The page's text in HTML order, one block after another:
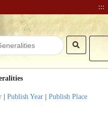
:::
|Publish Year |Publish Place